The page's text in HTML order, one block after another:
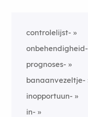
controlelijst-
onbehendigheid-
prognoses-
banaanvezeltje-
inopportuun-
in-